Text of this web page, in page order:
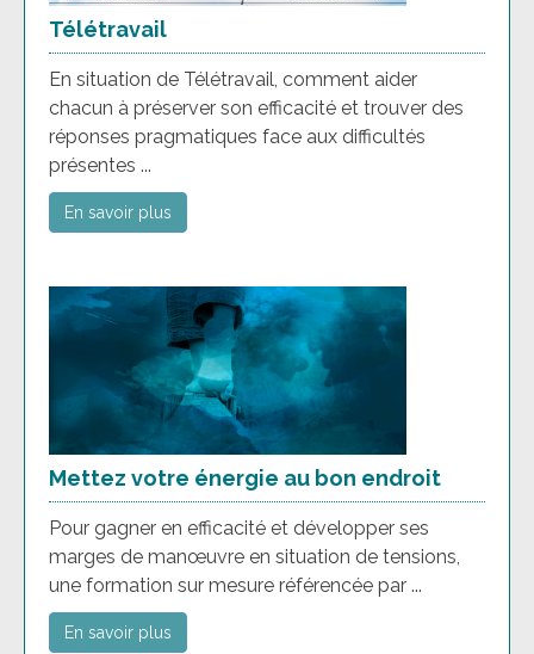
Télétravail
En situation de Télétravail, comment aider
chacun à préserver son efficacité et trouver des
réponses pragmatiques face aux difficultés
présentes ...
En savoir plus
Mettez votre énergie au bon endroit
Pour gagner en efficacité et développer ses
marges de manœuvre en situation de tensions,
une formation sur mesure référencée par ...
En savoir plus